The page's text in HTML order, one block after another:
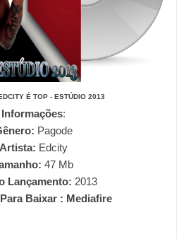
É TOP - ESTÚDIO 2013
Informações:
Pagode
Artista: Edcity
47 Mb
Lançamento: 2013
Baixar : Mediafire